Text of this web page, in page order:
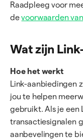
Raadpleeg voor
devoorwaarden
Wat zijn
Hoe het werkt
Link-aanbiedingen
jou te helpen
gebruikt. Als je een
transactiesignalen
aanbevelingen te